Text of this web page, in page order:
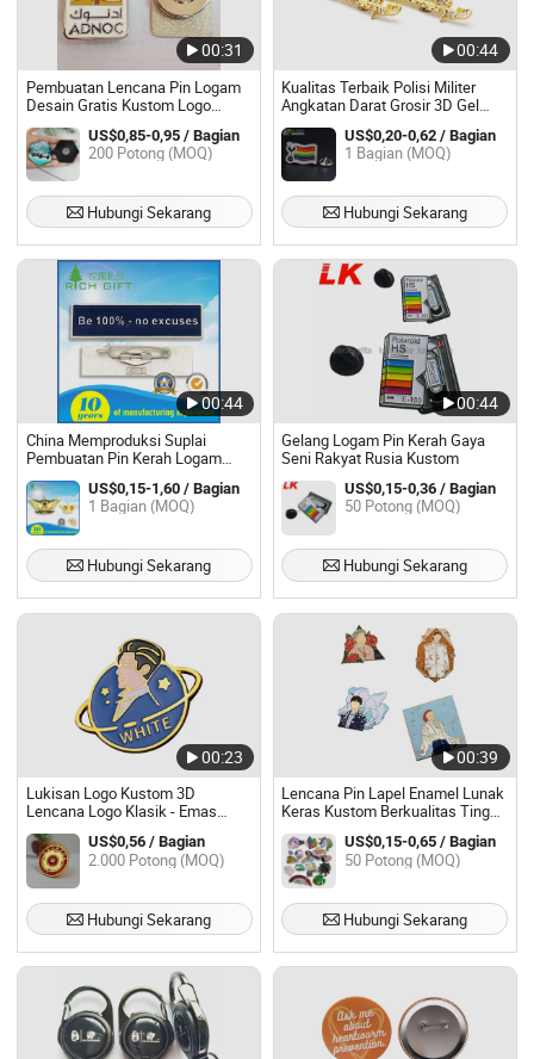
00:31
Pembuatan Lencana Pin Logam
Desain Gratis Kustom Logo
Kartun Label Keras dan Lunak
Bros Anime Pin Enamel Magnet
untuk Topi Pakaian
US$0,85-0,95 / Bagian
200 Potong (MOQ)
Hubungi Sekarang
00:44
Kualitas Terbaik Polisi Militer
Angkatan Darat Grosir 3D Gel
Lencana Tali ID Pemegang
Lencana LogamUS$0,20-0,62 / Bagian
1 Bagian (MOQ)
Hubungi Sekarang
00:44
China Memproduksi Suplai
Pembuatan Pin Kerah Logam
Kustom Murah
US$0,15-1,60 / Bagian
1 Bagian (MOQ)
Hubungi Sekarang
00:44
Gelang Logam Pin Kerah Gaya
Seni Rakyat Rusia Kustom
US$0,15-0,36 / Bagian
50 Potong (MOQ)
Hubungi Sekarang
00:23
Lukisan Logo Kustom 3D
Lencana Logo Klasik - Emas
Krom
US$0,56 / Bagian
2.000 Potong (MOQ)
Hubungi Sekarang
00:39
Lencana Pin Lapel Enamel Lunak
Keras Kustom Berkualitas Tinggi
dari Kuningan Emas Perak
US$0,15-0,65 / Bagian
50 Potong (MOQ)
Hubungi Sekarang